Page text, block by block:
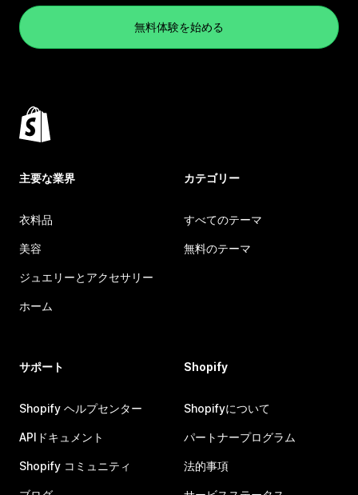
無料体験を始める
主要な業界
衣料品
美容
ジュエリーとアクセサリー
ホーム
カテゴリー
すべてのテーマ
無料のテーマ
サポート
Shopify ヘルプセンター
APIドキュメント
Shopify コミュニティ
Shopify
Shopifyについて
パートナープログラム
法的事項